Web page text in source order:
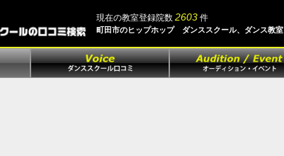
現在の教室登録院数 2603件
町田市のヒップホップ ダンススクール、ダンス教室